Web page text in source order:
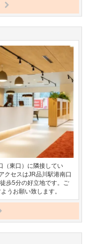
（東口）に隣接してい
クセスはJR品川駅港南口
歩5分の好立地です。ご
うお願い致します。